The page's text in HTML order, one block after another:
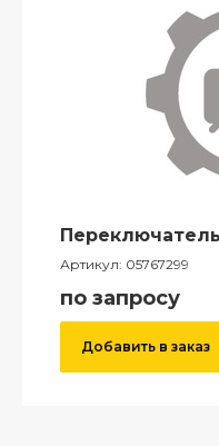
Артикул: 05767299
по запросу
Добавить в заказ